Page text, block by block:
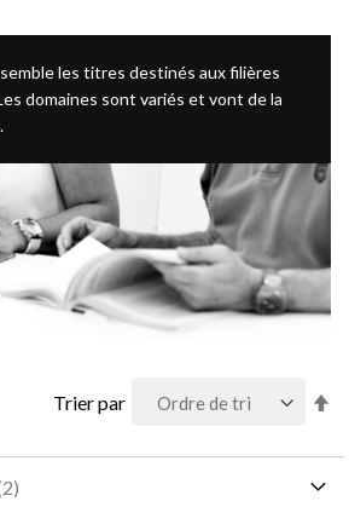
les titres destinés aux filières
domaines sont variés et vont de la
Trier par